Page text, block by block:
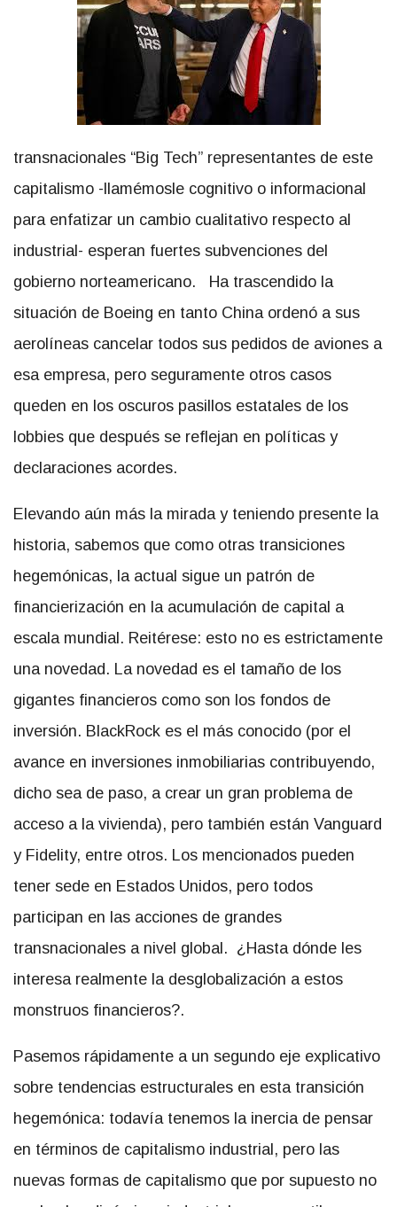
transnacionales “Big Tech” representantes de este
capitalismo -llamémosle cognitivo o informacional
para enfatizar un cambio cualitativo respecto al
industrial- esperan fuertes subvenciones del
gobierno norteamericano. Ha trascendido la
situación de Boeing en tanto China ordenó a sus
aerolíneas cancelar todos sus pedidos de aviones a
esa empresa, pero seguramente otros casos
queden en los oscuros pasillos estatales de los
lobbies que después se reflejan en políticas y
declaraciones acordes.
Elevando aún más la mirada y teniendo presente la
historia, sabemos que como otras transiciones
hegemónicas, la actual sigue un patrón de
financierización en la acumulación de capital a
escala mundial. Reitérese: esto no es estrictamente
una novedad. La novedad es el tamaño de los
gigantes financieros como son los fondos de
inversión. BlackRock es el más conocido (por el
avance en inversiones inmobiliarias contribuyendo,
dicho sea de paso, a crear un gran problema de
acceso a la vivienda), pero también están Vanguard
y Fidelity, entre otros. Los mencionados pueden
tener sede en Estados Unidos, pero todos
participan en las acciones de grandes
transnacionales a nivel global. ¿Hasta dónde les
interesa realmente la desglobalización a estos
monstruos financieros?.
Pasemos rápidamente a un segundo eje explicativo
sobre tendencias estructurales en esta transición
hegemónica: todavía tenemos la inercia de pensar
en términos de capitalismo industrial, pero las
nuevas formas de capitalismo que por supuesto no